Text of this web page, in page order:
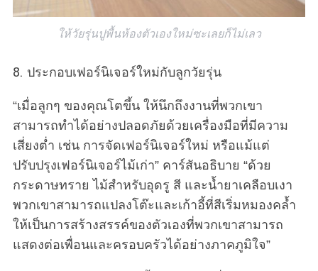
ให้วัยรุ่นปูพื้นห้องตัวเองใหม่ซะเลยก็ไม่เลว
8. ประกอบเฟอร์นิเจอร์ใหม่กับลูกวัยรุ่น
“เมื่อลูกๆ ของคุณโตขึ้น ให้นึกถึงงานที่พวกเขา
สามารถทำได้อย่างปลอดภัยด้วยเครื่องมือที่มีความ
เสี่ยงต่ำ เช่น การจัดเฟอร์นิเจอร์ใหม่ หรือแม้แต่
ปรับปรุงเฟอร์นิเจอร์ไม้เก่า” คาร์สันอธิบาย “ด้วย
กระดาษทราย ไม้สำหรับอุดรู สี และน้ำยาเคลือบเงา
พวกเขาสามารถแปลงโต๊ะและเก้าอี้ที่สีเริ่มหมองคล้ำ
ให้เป็นการสร้างสรรค์ของตัวเองที่พวกเขาสามารถ
แสดงต่อเพื่อนและครอบครัวได้อย่างภาคภูมิใจ”